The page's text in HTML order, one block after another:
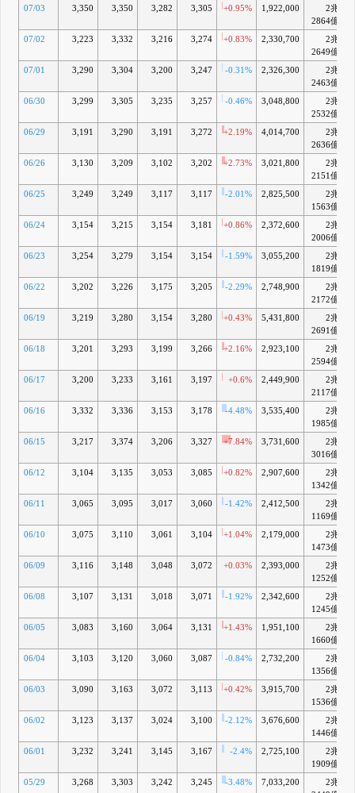
07/03 3,350 3,350 3,282 3,305 +0.95% 1,922,000
2兆
2864億
07/02
3,223 3,332 3,216 3,274 +0.83% 2,330,700
2兆
2649億
07/01 3,290 3,304 3,200 3,247 -0.31% 2,326,300
2兆
2463億
06/30 3,299 3,305 3,235 3,257 -0.46% 3,048,800
2兆
2532億
06/29 3,191 3,290 3,191 3,272 +2.19% 4,014,700
2兆
2636億
06/26 3,130 3,209 3,102 3,202 +2.73% 3,021,800
2兆
2151億
06/25 3,249 3,249 3,117 3,117 -2.01% 2,825,500
2兆
1563億
06/24 3,154 3,215 3,154 3,181 +0.86% 2,372,600
2兆
2006億
06/23 3,254 3,279 3,154 3,154 -1.59% 3,055,200
2兆
1819億
06/22 3,202 3,226 3,175 3,205 -2.29% 2,748,900
2兆
2172億
06/19 3,219 3,280 3,154 3,280 +0.43% 5,431,800
2兆
2691億
06/18 3,201 3,293 3,199 3,266 +2.16% 2,923,100
2兆
2594億
06/17 3,200 3,233 3,161 3,197 +0.6% 2,449,900
2兆
2117億
06/16 3,332 3,336 3,153 3,178 -4.48% 3,535,400
2兆
1985億
06/15
3,217 3,374 3,206 3,327 +7.84% 3,731,600
2兆
3016億
06/12 3,104 3,135 3,053 3,085 +0.82% 2,907,600
2兆
1342億
06/11 3,065 3,095 3,017 3,060 -1.42% 2,412,500
2兆
1169億
06/10 3,075 3,110 3,061 3,104 +1.04% 2,179,000
2兆
1473億
06/09 3,116 3,148 3,048 3,072 +0.03% 2,393,000
2兆
1252億
06/08 3,107 3,131 3,018 3,071 -1.92% 2,342,600
2兆
1245億
06/05 3,083 3,160 3,064 3,131 +1.43% 1,951,100
2兆
1660億
06/04 3,103 3,120 3,060 3,087 -0.84% 2,732,200
2兆
1356億
06/03 3,090 3,163 3,072 3,113 +0.42% 3,915,700
2兆
1536億
06/02 3,123 3,137 3,024 3,100 -2.12% 3,676,600
2兆
1446億
06/01 3,232 3,241 3,145 3,167 -2.4% 2,725,100
2兆
1909億
05/29 3,268 3,303 3,242 3,245 -3.48% 7,033,200
2兆